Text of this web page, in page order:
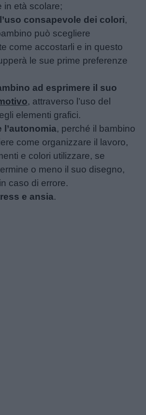
in età scolare;
consapevole dei colori,
può scegliere
come accostarli e in questo
le sue prime preferenze
ad esprimere il suo
, attraverso l’uso del
elementi grafici.
l’autonomia, perché il bambino
come organizzare il lavoro,
e colori utilizzare, se
o meno il suo disegno,
caso di errore.
e ansia.